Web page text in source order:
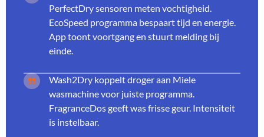
PerfectDry sensoren meten vochtigheid.
EcoSpeed programma bespaart tijd en energie.
App toont voortgang en stuurt melding bij
einde.
Wash2Dry koppelt droger aan Miele
wasmachine voor juiste programma.
FragranceDos geeft was frisse geur. Intensiteit
is instelbaar.